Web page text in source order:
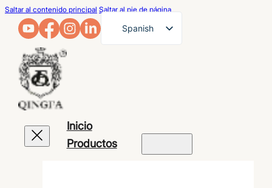
Saltar al contenido principal Saltar al pie de página
Spanish
Inicio
Productos